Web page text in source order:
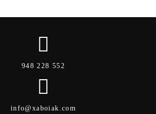
948 228 552
info@xaboiak.com